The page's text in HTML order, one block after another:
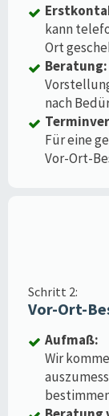
kann
Ort
Beratung:
nach
Für eine
Vor-Ort-
Schritt 2:
Vor-Ort-
Aufmaß:
Wir